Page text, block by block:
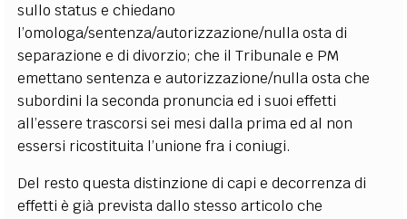
sullo status e chiedano
l’omologa/sentenza/autorizzazione/nulla osta di
separazione e di divorzio; che il Tribunale e PM
emettano sentenza e autorizzazione/nulla osta che
subordini la seconda pronuncia ed i suoi effetti
all’essere trascorsi sei mesi dalla prima ed al non
essersi ricostituita l’unione fra i coniugi.
Del resto questa distinzione di capi e decorrenza di
effetti è già prevista dallo stesso articolo che